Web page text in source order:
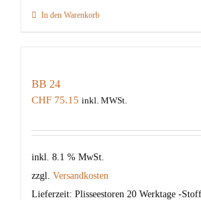
In den Warenkorb
BB 24
CHF 75.15 inkl. MWSt.
inkl. 8.1 % MwSt.
zzgl. Versandkosten
Lieferzeit: Plisseestoren 20 Werktage -